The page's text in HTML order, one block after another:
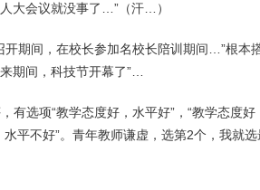
大会议就没事了…”（汗…）
开期间，在校长参加名校长陪训期间…”根本
期间，科技节开幕了”…
有选项“教学态度好，水平好”，“教学态度好
水平不好”。青年教师谦虚，选第2个，我就